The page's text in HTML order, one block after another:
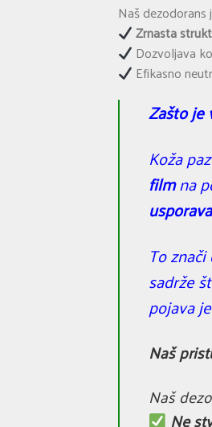
Naš dezodorans
Zrnasta
Dozvoljava
Efikasno
Zašto je
Koža
filmna
To
sadrže
pojava
Naš
Naš
Ne